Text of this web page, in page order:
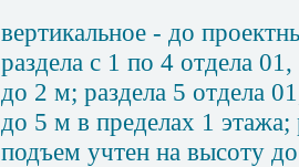
вертикальное - до
раздела с 1 по 4 отдела
до 2 м; раздела 5 отдела
до 5 м в пределах 1 этажа;
подъем учтен на высоту